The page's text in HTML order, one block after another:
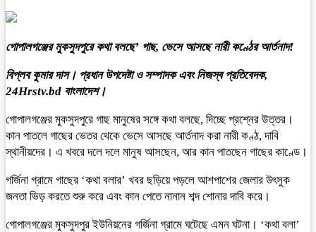
গোপালগঞ্জের মুকসুদপুরে কথা বলছে’ গাছ, ভেসে আসছে নারী কণ্ঠের আর্তনাদ!
বিপ্লব কুমার দাস। প্রধান উপদেষ্টা ও সম্পাদক এবং নিজস্ব প্রতিবেদক,
24Hrstv.bd বাংলাদেশ।
গোপালগঞ্জের মুকসুদপুরে গাছ মানুষের সঙ্গে কথা বলছে, দিচ্ছে প্রশ্নের উত্তর।
কান পাতলে গাছের ভেতর থেকে ভেসে আসছে আর্তনাদ করা নারী কণ্ঠ, দাবি
স্থানীয়দের। এ খবরে দলে দলে মানুষ আসছেন, আর কান পাতছেন গাছের কাণ্ডে।
গর্জিনা গ্রামে গাছের ‘কথা বলার’ খবর ছড়িয়ে পড়লে আশপাশের জেলার উৎসুক
জনতা ভিড় করতে শুরু করে এবং কান পেতে নানান শব্দ শোনার দাবি করে।
গোপালগঞ্জের মুকসুদপুর ইউনিয়নের গর্জিনা গ্রামে ঘটেছে এমন ঘটনা। ‘কথা বলা’